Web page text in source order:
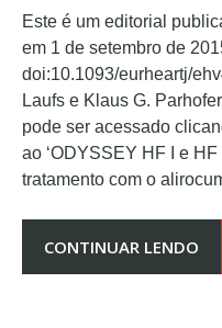
Este é um editorial
em 1 de setembro de
doi:10.1093/eurheartj/
Laufs e Klaus G.
pode ser acessado
ao ‘ODYSSEY HF I e
tratamento com o
CONTINUAR LENDO